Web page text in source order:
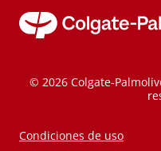
© 2026 Colgate-
Condiciones de uso